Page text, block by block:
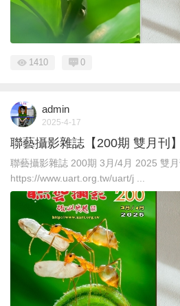
1410 0
admin
2025-4-17
聯藝攝影雜誌【200期 雙月刊
聯藝攝影雜誌 200期 3月/4月 2025 雙月
https://www.uart.org.tw/uart/j ...